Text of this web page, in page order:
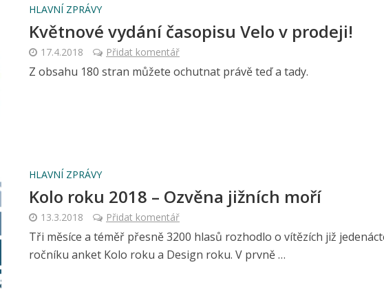
HLAVNÍ ZPRÁVY
Květnové vydání časopisu Velo v prodeji!
17.4.2018 Přidat komentář
Z obsahu 180 stran můžete ochutnat právě teď a tady.
HLAVNÍ ZPRÁVY
Kolo roku 2018 – Ozvěna jižních moří
13.3.2018 Přidat komentář
Tři měsíce a téměř přesně 3200 hlasů rozhodlo o vítězích již
ročníku anket Kolo roku a Design roku. V prvně …